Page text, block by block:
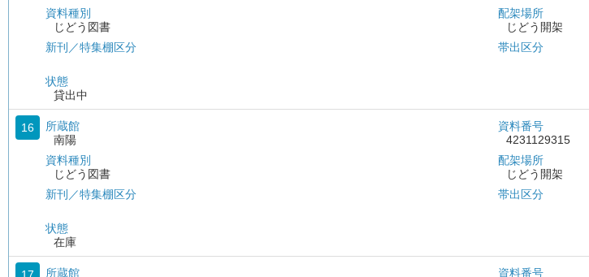
資料種別
じどう図書
新刊／特集棚区分
状態
貸出中
配架場所
じどう開架
帯出区分
16
所蔵館
南陽
資料種別
じどう図書
新刊／特集棚区分
状態
在庫
資料番号
4231129315
配架場所
じどう開架
帯出区分
所蔵館 資料番号